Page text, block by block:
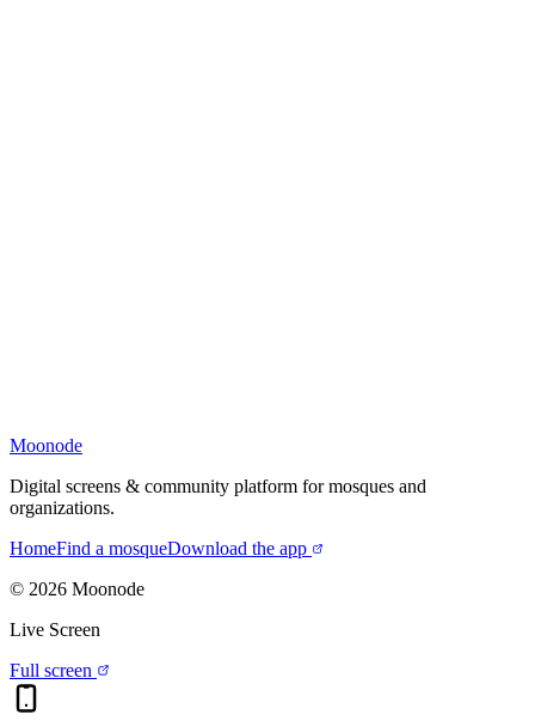
Moonode
Digital screens & community platform for mosques and
organizations.
HomeFind a mosqueDownload the app
© 2026 Moonode
Live Screen
Full screen